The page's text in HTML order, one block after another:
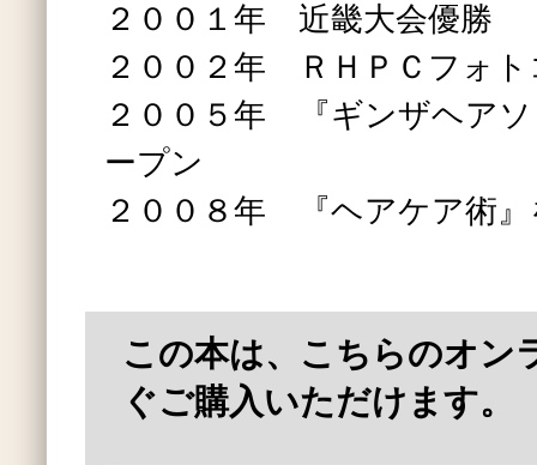
２００１年 近畿大会優勝
２００２年 ＲＨＰＣフォ
２００５年 『ギンザヘア
ープン
２００８年 『ヘアケア術』
この本は、こちらのオン
ぐご購入いただけます。